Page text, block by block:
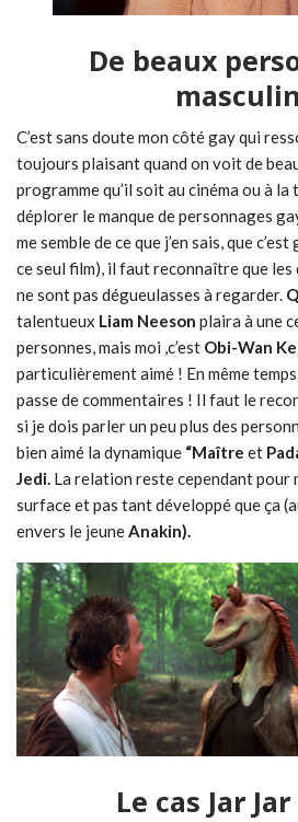
De beaux
C’est sans doute mon côté gay qui
toujours plaisant quand on voit de
programme qu’il soit au cinéma ou à la
déplorer le manque de personnages
me semble de ce que j’en sais, que
ce seul film), il faut reconnaître que
ne sont pas dégueulasses à regarder.
talentueux Liam Neeson plaira à une
personnes, mais moi ,c’est Obi-Wan
particulièrement aimé ! En même
passe de commentaires ! Il faut le
si je dois parler un peu plus des
bien aimé la dynamique “Maître et
Jedi. La relation reste cependant pour
surface et pas tant développé que ça
envers le jeuneAnakin).
Le cas Jar